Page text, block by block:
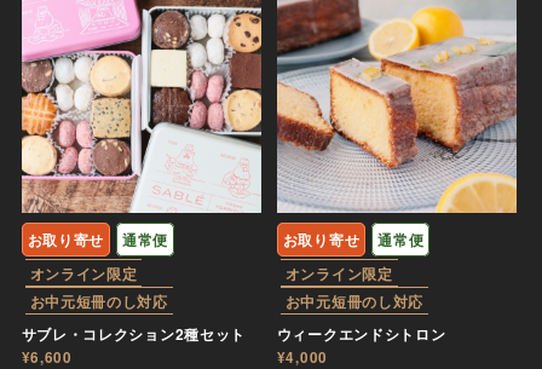
お取り寄せ
通常便
オンライン限定
お中元短冊のし対応
サブレ・コレクション2種セット
¥6,600
お取り寄せ
通常便
オンライン限定
お中元短冊のし対応
ウィークエンドシトロン
¥4,000